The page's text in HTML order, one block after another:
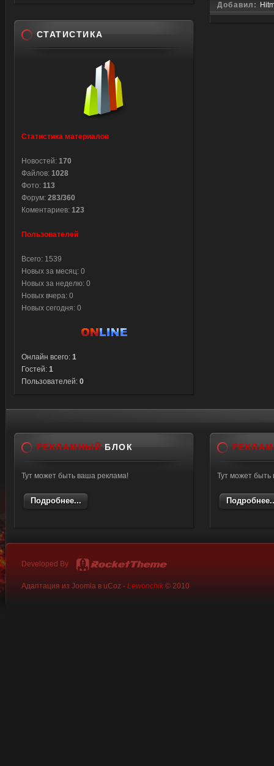
Добавил:
СТАТИСТИКА
Статистика материалов
Новостей: 170
Файлов: 1028
Фото: 113
Форум: 283/360
Коментариев: 123
Пользователей
Всего: 1539
Новых за месяц: 0
Новых за неделю: 0
Новых вчера: 0
Новых сегодня: 0
Онлайн всего: 1
Гостей: 1
Пользователей: 0
РЕКЛАМНЫЙ БЛОК
Тут может быть ваша реклама!
Подробнее...
Тут может
Developed By
Адаптация из Joomla в uCoz - Lewonchik© 2010